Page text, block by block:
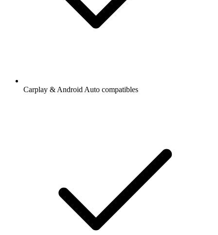
Carplay & Android Auto compatibles